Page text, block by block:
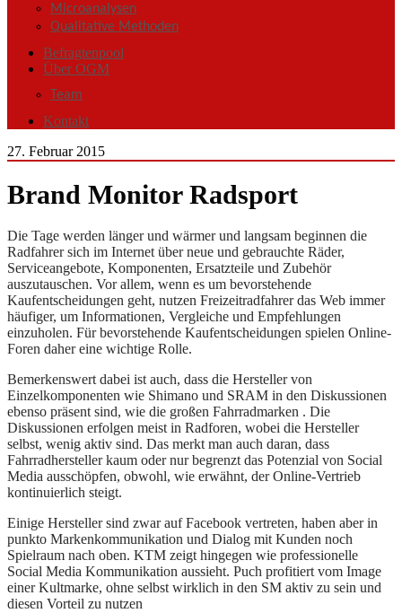
Microanalysen
Qualitative Methoden
Befragtenpool
Über OGM
Team
Kontakt
27. Februar 2015
Brand Monitor Radsport
Die Tage werden länger und wärmer und langsam beginnen die
Radfahrer sich im Internet über neue und gebrauchte Räder,
Serviceangebote, Komponenten, Ersatzteile und Zubehör
auszutauschen. Vor allem, wenn es um bevorstehende
Kaufentscheidungen geht, nutzen Freizeitradfahrer das Web immer
häufiger, um Informationen, Vergleiche und Empfehlungen
einzuholen. Für bevorstehende Kaufentscheidungen spielen Online-
Foren daher eine wichtige Rolle.
Bemerkenswert dabei ist auch, dass die Hersteller von
Einzelkomponenten wie Shimano und SRAM in den Diskussionen
ebenso präsent sind, wie die großen Fahrradmarken . Die
Diskussionen erfolgen meist in Radforen, wobei die Hersteller
selbst, wenig aktiv sind. Das merkt man auch daran, dass
Fahrradhersteller kaum oder nur begrenzt das Potenzial von Social
Media ausschöpfen, obwohl, wie erwähnt, der Online-Vertrieb
kontinuierlich steigt.
Einige Hersteller sind zwar auf Facebook vertreten, haben aber in
punkto Markenkommunikation und Dialog mit Kunden noch
Spielraum nach oben. KTM zeigt hingegen wie professionelle
Social Media Kommunikation aussieht. Puch profitiert vom Image
einer Kultmarke, ohne selbst wirklich in den SM aktiv zu sein und
diesen Vorteil zu nutzen